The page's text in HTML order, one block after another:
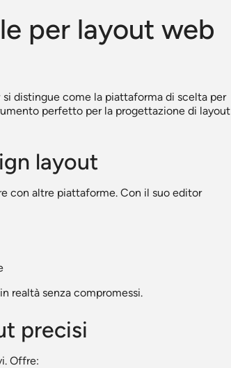
per layout web
distingue come la piattaforma di scelta per
perfetto per la progettazione di layout
layout
con altre piattaforme. Con il suo editor
realtà senza compromessi.
precisi
Offre: